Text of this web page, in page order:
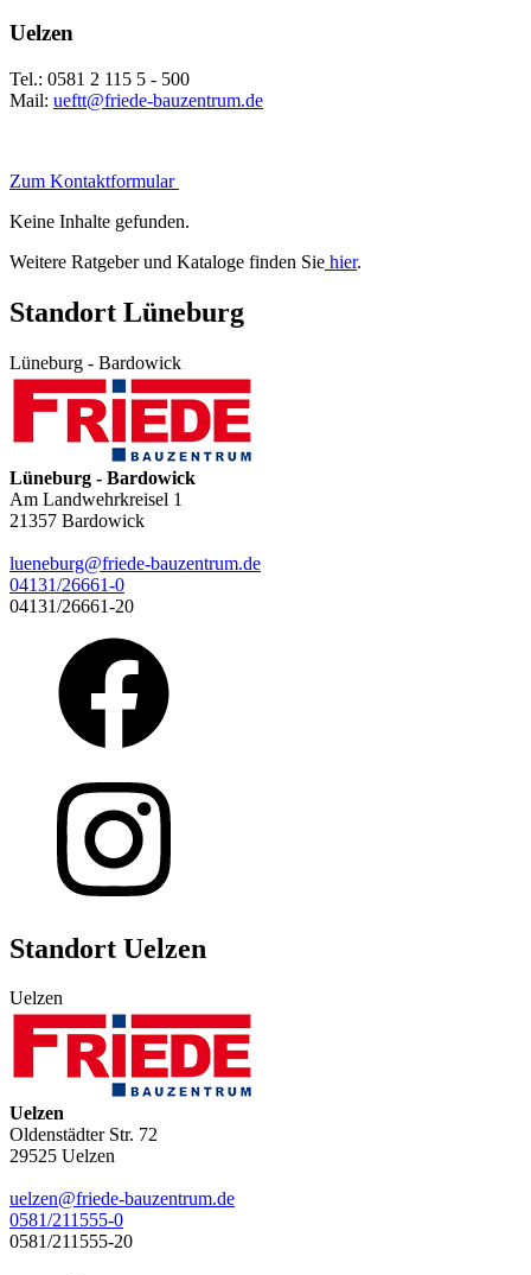
Uelzen
Tel.: 0581 2 115 5 - 500
Mail: ueftt@friede-bauzentrum.de
Zum Kontaktformular
Keine Inhalte gefunden.
Weitere Ratgeber und Kataloge finden Sie hier.
Standort Lüneburg
Lüneburg - Bardowick
Lüneburg - Bardowick
Am Landwehrkreisel 1
21357 Bardowick
lueneburg@friede-bauzentrum.de
04131/26661-0
04131/26661-20
Standort Uelzen
Uelzen
Uelzen
Oldenstädter Str. 72
29525 Uelzen
uelzen@friede-bauzentrum.de
0581/211555-0
0581/211555-20